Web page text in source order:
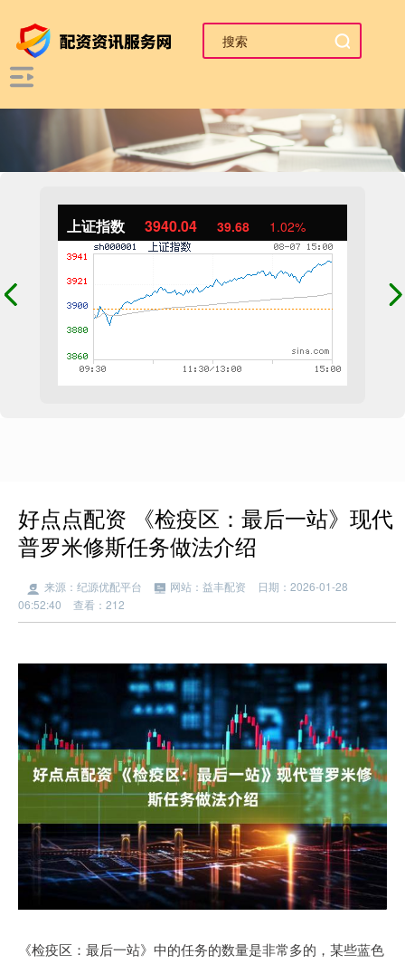
上证指数 3940.04 39.68 1.02%
好点点配资 《检疫区：最后一站》现代
普罗米修斯任务做法介绍
来源：纪源优配平台 网站：益丰配资
日期：2026-01-28
06:52:40
查看：212
《检疫区：最后一站》中的任务的数量是非常多的，某些蓝色